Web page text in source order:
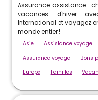
Assurance assistance :
vacances d'hiver
International et voyagez
monde entier !
Asie Assistance voyage
Assurance voyage
Bons
Europe
Familles